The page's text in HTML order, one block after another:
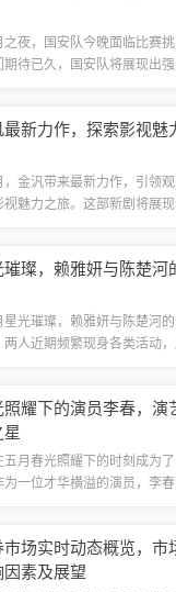
之夜，国安队今晚面临比赛
期待已久，国安队将展现出
实力和潜力的机会。期待国
最新力作，探索影视魅
，金汎带来最新力作，引领
视魅力之旅。这部新剧将展
视界的新晋之星金汎，这位
璀璨，赖雅妍与陈楚河
星光璀璨，赖雅妍与陈楚河
两人近期频繁现身各类活动
湾知名女演员，以甜美的外
照耀下的演员李春，演
五月春光照耀下的时刻成为
为一位才华横溢的演员，李
他的演艺事业备受瞩目，备受
市场实时动态概览，市
素及展望